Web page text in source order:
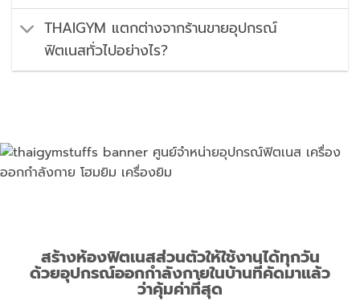
THAIGYM แตกต่างจากร้านขายอุปกรณ์
ฟิตเนสทั่วไปอย่างไร?
สร้างห้องฟิตเนสส่วนตัวให้ใช้งานได้ทุกวัน
ด้วยอุปกรณ์ออกกำลังกายในบ้านที่คัดมาแล้ว
ว่าคุ้มค่าที่สุด